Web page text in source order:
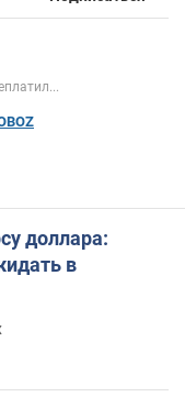
доллара:
в